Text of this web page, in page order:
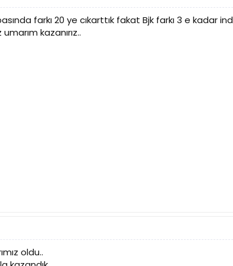
farkı 20 ye cıkarttık fakat Bjk farkı 3 e kadar
kazanırız..
oldu..